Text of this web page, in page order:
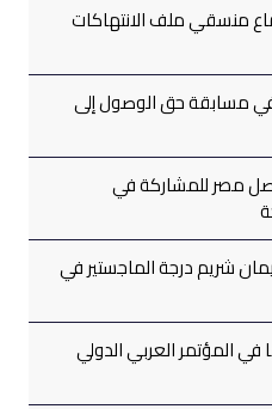
منسقي ملف الانتهاكات
مسابقة حق الوصول إلى
مصر للمشاركة في
شريم درجة الماجستير في
المؤتمر العربي الدولي